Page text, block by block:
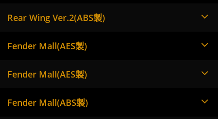
Rear Wing Ver.2(ABS製)
Fender Mall(AES製)
Fender Mall(AES製)
Fender Mall(ABS製)